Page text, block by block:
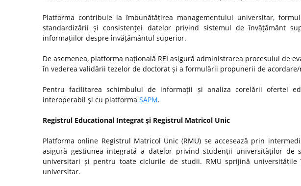
Platforma contribuie la îmbunătățirea managementului universitar,
standardizării și consistenței datelor privind sistemul de învățământ
informațiilor despre învățământul superior.
De asemenea, platforma națională REI asigură administrarea procesului de
în vederea validării tezelor de doctorat și a formulării propunerii de
Pentru facilitarea schimbului de informații și analiza corelării ofertei
interoperabil şi cu platforma SAPM.
Registrul Educational Integrat şi Registrul Matricol Unic
Platforma online Registrul Matricol Unic (RMU) se accesează prin
asigură gestiunea integrată a datelor privind studenții universităților
universitari și pentru toate ciclurile de studii. RMU sprijină
universitar.